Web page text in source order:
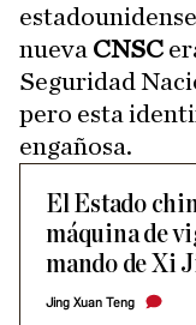
nueva CNSC
Seguridad
pero esta
engañosa.
El Estado
máquina de
mando de Xi
Jing Xuan Teng